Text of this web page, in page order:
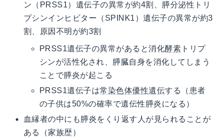
ン（PRSS1）遺伝子の異常が約4割、膵分泌性トリ
プシンインヒビター（SPINK1）遺伝子の異常が約3
割、原因不明が約3割
PRSS1遺伝子の異常があると消化酵素 トリプ
シンが活性化され、膵臓自身を消化してしまう
ことで膵炎が起こる
PRSS1遺伝子は常染色体優性遺伝する（患者
の子供は50%の確率で遺伝性膵炎になる）
血縁者の中にも膵炎をくり返す人が見られることが
ある（家族歴）